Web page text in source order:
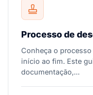
Processo de
Conheça o
início ao fim. Este
documentação,...